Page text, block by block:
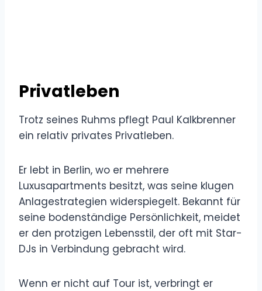
Privatleben
Trotz seines Ruhms pflegt Paul Kalkbrenner
ein relativ privates Privatleben.
Er lebt in Berlin, wo er mehrere
Luxusapartments besitzt, was seine klugen
Anlagestrategien widerspiegelt. Bekannt für
seine bodenständige Persönlichkeit, meidet
er den protzigen Lebensstil, der oft mit Star-
DJs in Verbindung gebracht wird.
Wenn er nicht auf Tour ist, verbringt er